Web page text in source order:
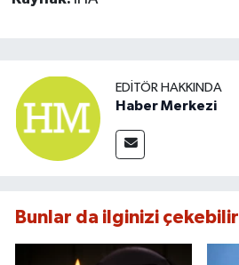
EDITÖR HAKKINDA
Haber Merkezi
Bunlar da ilginizi çekebilir